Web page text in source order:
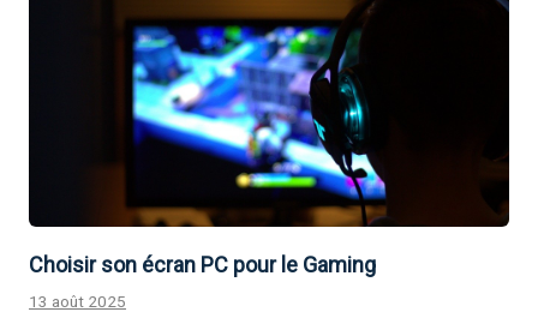
Choisir son écran PC pour le Gaming
13 août 2025